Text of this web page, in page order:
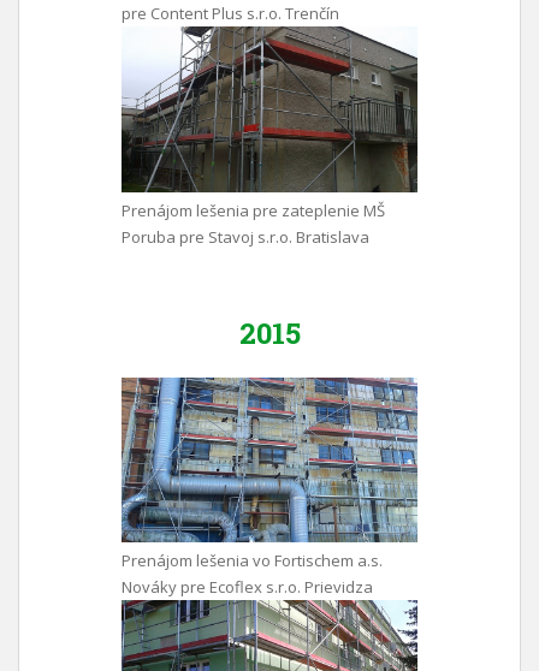
pre Content Plus s.r.o. Trenčín
Prenájom lešenia pre zateplenie MŠ
Poruba pre Stavoj s.r.o. Bratislava
2015
Prenájom lešenia vo Fortischem a.s.
Nováky pre Ecoflex s.r.o. Prievidza